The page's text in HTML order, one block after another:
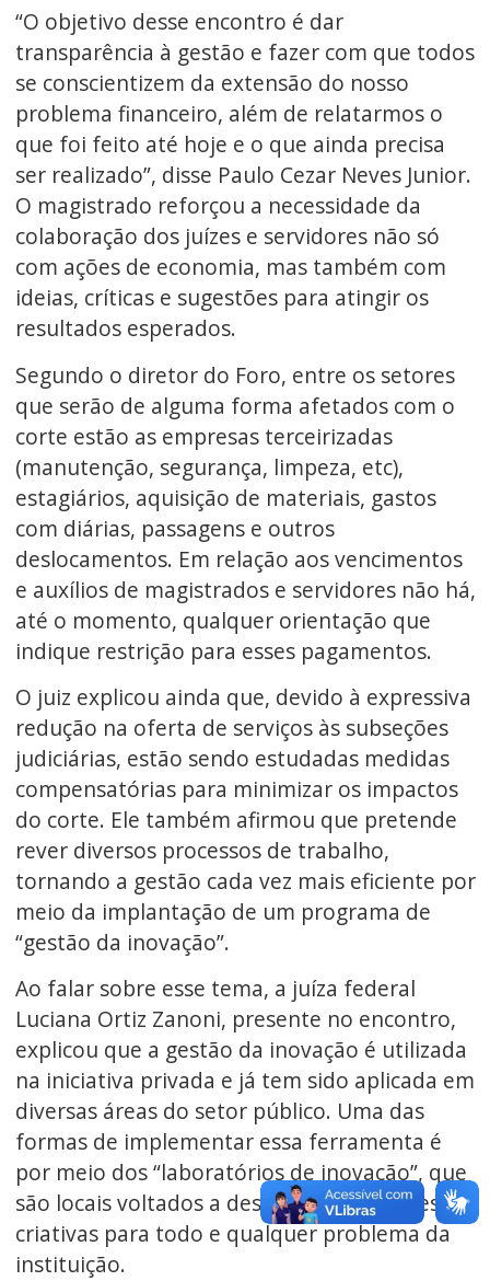
“O objetivo desse encontro é dar
transparência à gestão e fazer com que todos
se conscientizem da extensão do nosso
problema financeiro, além de relatarmos o
que foi feito até hoje e o que ainda precisa
ser realizado”, disse Paulo Cezar Neves Junior.
O magistrado reforçou a necessidade da
colaboração dos juízes e servidores não só
com ações de economia, mas também com
ideias, críticas e sugestões para atingir os
resultados esperados.
Segundo o diretor do Foro, entre os setores
que serão de alguma forma afetados com o
corte estão as empresas terceirizadas
(manutenção, segurança, limpeza, etc),
estagiários, aquisição de materiais, gastos
com diárias, passagens e outros
deslocamentos. Em relação aos vencimentos
e auxílios de magistrados e servidores não há,
até o momento, qualquer orientação que
indique restrição para esses pagamentos.
O juiz explicou ainda que, devido à expressiva
redução na oferta de serviços às subseções
judiciárias, estão sendo estudadas medidas
compensatórias para minimizar os impactos
do corte. Ele também afirmou que pretende
rever diversos processos de trabalho,
tornando a gestão cada vez mais eficiente por
meio da implantação de um programa de
“gestão da inovação”.
Ao falar sobre esse tema, a juíza federal
Luciana Ortiz Zanoni, presente no encontro,
explicou que a gestão da inovação é utilizada
na iniciativa privada e já tem sido aplicada em
diversas áreas do setor público. Uma das
formas de implementar essa ferramenta é
por meio dos “laboratórios de inovação”, que
são locais voltados a desenvolver soluções
criativas para todo e qualquer problema da
instituição.